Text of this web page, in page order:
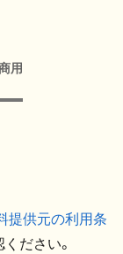
用
提供元の利用条
ださい。